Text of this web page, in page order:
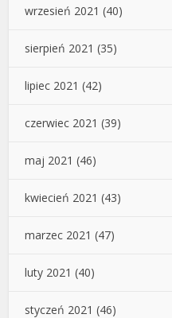
wrzesień 2021 (40)
sierpień 2021 (35)
lipiec 2021 (42)
czerwiec 2021 (39)
maj 2021 (46)
kwiecień 2021 (43)
marzec 2021 (47)
luty 2021 (40)
styczeń 2021 (46)